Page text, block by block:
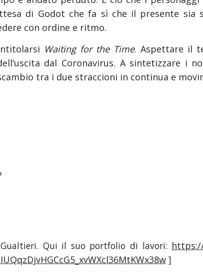
di Godot che fa sì che il presente sia
con ordine e ritmo.
Waiting for the Time. Aspettare il
dal Coronavirus. A sintetizzare i
tra i due straccioni in continua e
Qui il suo portfolio di lavori:
]